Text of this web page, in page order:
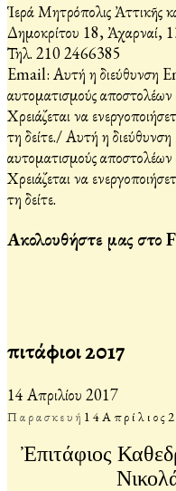
Ἱερά Μητρόπολις Ἀττικῆς
Δημοκρίτου 18, Ἀχαρναί,
Τηλ. 210 2466385
Email: Αυτή η διεύθυνση
αυτοματισμούς
Χρειάζεται να
τη δείτε./Αυτή η
αυτοματισμούς
Χρειάζεται να
τη δείτε.
Ακολουθήστε μας στο
Ἐπιτάφιοι 2017
14 Απριλίου 2017
Παρασκευή 14Απρίλιος
Ἐπιτάφιος